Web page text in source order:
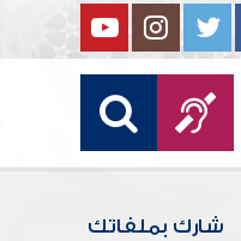
شارك بملفاتك